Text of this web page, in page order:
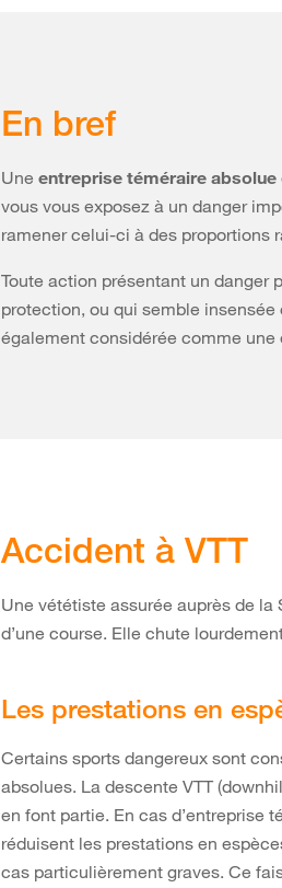
En bref
Une entreprise téméraire absolue
vous vous exposez à un danger
ramener celui-ci à des proportions
Toute action présentant un danger
protection, ou qui semble
également considérée comme
Accident à VTT
Une vététiste assurée auprès de la
d’une course. Elle chute
Les prestations en
Certains sports dangereux sont
absolues. La descente VTT
en font partie. En cas d’entreprise
réduisent les prestations en
cas particulièrement graves. Ce